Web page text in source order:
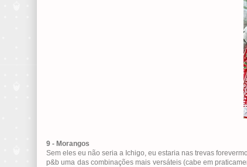
9 - Morangos
Sem eles eu não seria a Ichigo, eu estaria nas trevas
p&b uma das combinações mais versáteis (cabe em